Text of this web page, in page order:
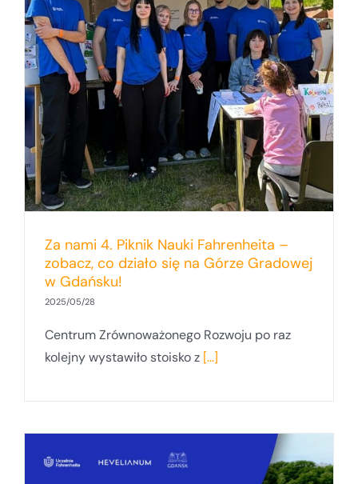
Za nami 4. Piknik Nauki Fahrenheita –
zobacz, co działo się na Górze Gradowej
w Gdańsku!
2025/05/28
Centrum Zrównoważonego Rozwoju po raz
kolejny wystawiło stoisko z [...]